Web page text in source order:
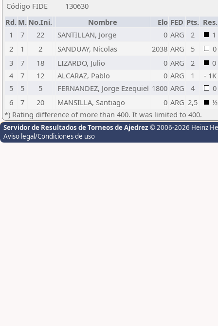
Código FIDE
130630
Rd. M. No.Ini. Nombre Elo FED Pts. Res.
1
7 22 SANTILLAN, Jorge 0 ARG 2
1
2
1 2 SANDUAY, Nicolas 2038 ARG 5
0
3
7 18 LIZARDO, Julio 0 ARG 2
0
4
7 12 ALCARAZ, Pablo 0 ARG 1
- 1K
5
5 5 FERNANDEZ, Jorge Ezequiel 1800 ARG 4
0
6
7 20 MANSILLA, Santiago 0 ARG 2,5
½
*) Rating difference of more than 400. It was limited to 400.
Servidor de Resultados de Torneos de Ajedrez © 2006-2026 Heinz
Aviso legal/Condiciones de uso